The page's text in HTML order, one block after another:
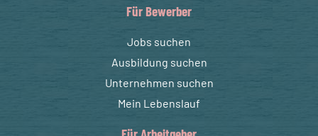
Für Bewerber
Jobs suchen
Ausbildung suchen
Unternehmen suchen
Mein Lebenslauf